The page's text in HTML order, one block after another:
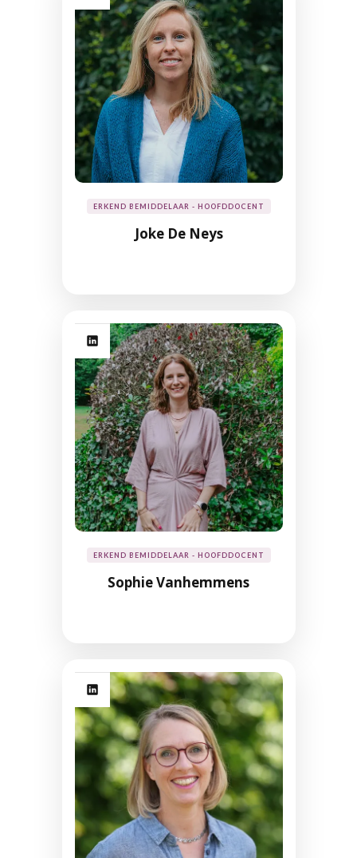
ERKEND BEMIDDELAAR - HOOFDDOCENT
Joke De Neys
ERKEND BEMIDDELAAR - HOOFDDOCENT
Sophie Vanhemmens